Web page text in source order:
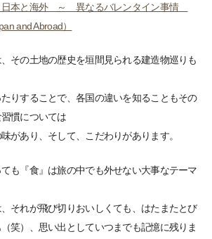
日本と海外 ～ 異なるバレンタイン事情
and Abroad）
その土地の歴史を垣間見られる建造物巡りも
りすることで、各国の違いを知ることもその
慣については
があり、そして、こだわりがあります。
も『食』は旅の中でも外せない大事なテーマ
それが飛び切りおいしくても、はたまたとび
笑）、思い出としていつまでも記憶に残りま